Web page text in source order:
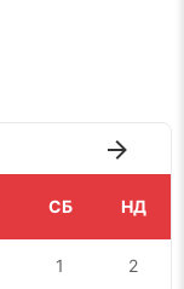
СБ НД
1 2